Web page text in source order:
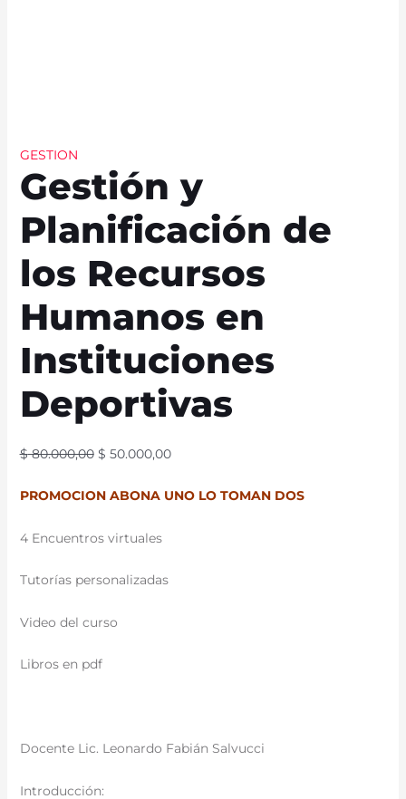
GESTION
Gestión y
Planificación de
los Recursos
Humanos en
Instituciones
Deportivas
$80.000,00 $ 50.000,00
PROMOCION ABONA UNO LO TOMAN DOS
4 Encuentros virtuales
Tutorías personalizadas
Video del curso
Libros en pdf
Docente Lic. Leonardo Fabián Salvucci
Introducción: